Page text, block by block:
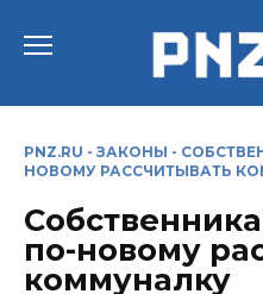
PNZ.RU - ЗАКОНЫ -
НОВОМУ РАССЧИТЫВАТЬ
по-новому
коммуналку